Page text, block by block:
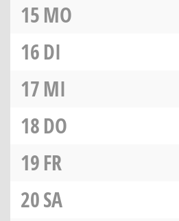
15MO
16DI
17MI
18DO
19FR
20SA